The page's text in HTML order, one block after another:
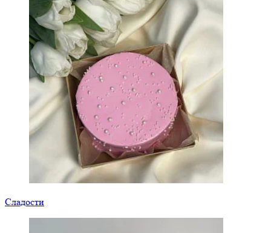
Сладости